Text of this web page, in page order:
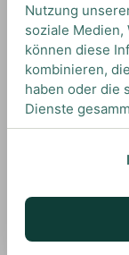
Nutzung
soziale Medien,
können diese
kombinieren,
haben oder die
Dienste